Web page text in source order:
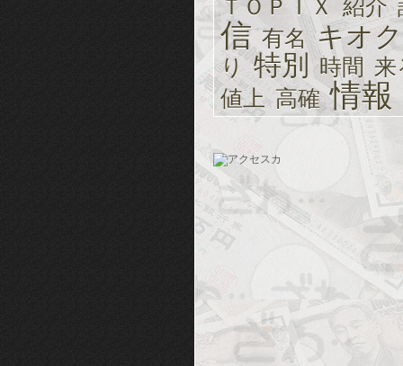
ＴＯＰＩＸ 紹介
信 有名 キオ
り 特別 時間 来
値上 高確 情報